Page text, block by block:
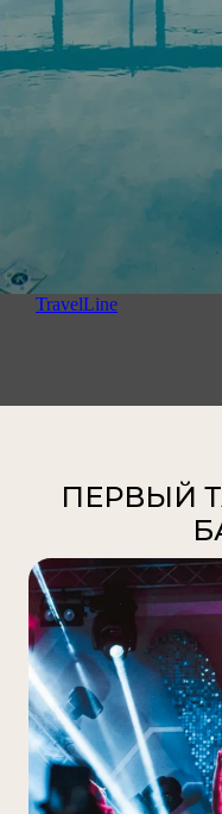
TravelLine
ПЕРВЫЙ